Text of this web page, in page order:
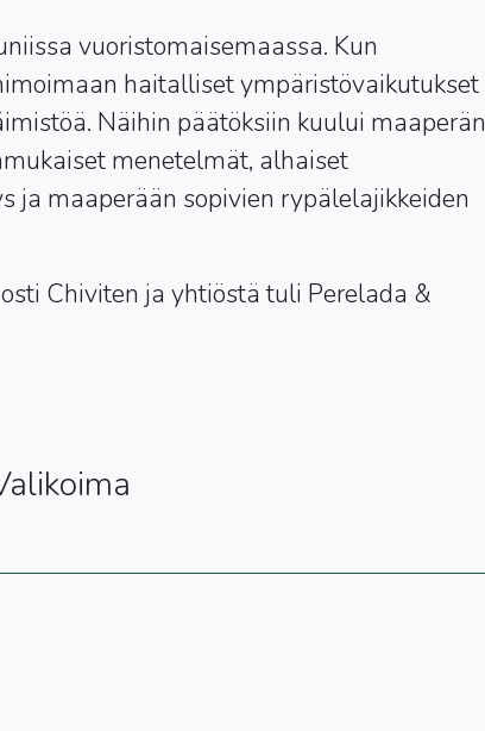
vuoristomaisemaassa. Kun
haitalliset ympäristövaikutukset
Näihin päätöksiin kuului maaperän
menetelmät, alhaiset
ja maaperään sopivien rypälelajikkeiden
Chiviten ja yhtiöstä tuli Perelada &